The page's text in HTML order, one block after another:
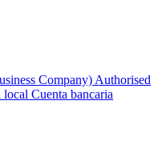
Company) Authorised
local Cuenta bancaria